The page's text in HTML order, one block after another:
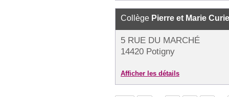
Collège Pierre et Marie Curie
5 RUE DU MARCHÉ
14420 Potigny
Afficher les détails